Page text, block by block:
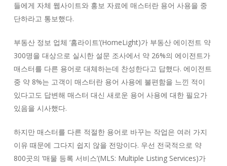
들에게 자체 웹사이트와 홍보 자료에 매스터란 용어 사용을 중
단하라고 통보했다.
부동산 정보 업체 ‘홈라이트’(HomeLight)가 부동산 에이전트 약
300명을 대상으로 실시한 설문 조사에서 약 26%의 에이전트가
매스터를 다른 용어로 대체하는데 찬성한다고 답했다. 에이전트
중 약 8%는 고객이 매스터란 용어 사용에 불편함을 느낀 적이
있다고도 답변해 매스터 대신 새로운 용어 사용에 대한 필요가
있음을 시사했다.
하지만 매스터를 다른 적절한 용어로 바꾸는 작업은 여러 가지
이유 때문에 그다지 쉽지 않을 전망이다. 우선 전국적으로 약
800곳의 ‘매물 등록 서비스’(MLS: Multiple Listing Services)가